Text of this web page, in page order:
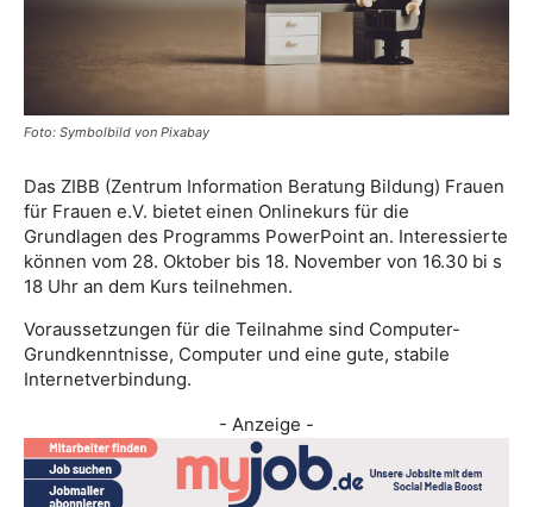
Foto: Symbolbild von Pixabay
Das ZIBB (Zentrum Information Beratung Bildung) Frauen
für Frauen e.V. bietet einen Onlinekurs für die
Grundlagen des Programms PowerPoint an. Interessierte
können vom 28. Oktober bis 18. November von 16.30 bi s
18 Uhr an dem Kurs teilnehmen.
Voraussetzungen für die Teilnahme sind Computer-
Grundkenntnisse, Computer und eine gute, stabile
Internetverbindung.
- Anzeige -